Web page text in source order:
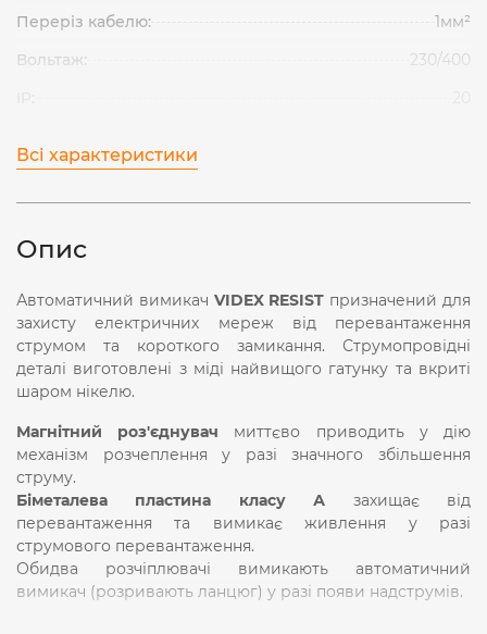
Переріз кабелю:
1мм²
Вольтаж:
230/400
Всі характеристики
Опис
Автоматичний вимикач VIDEX RESIST призначений для
захисту електричних мереж від перевантаження
струмом та короткого замикання. Струмопровідні
деталі виготовлені з міді найвищого гатунку та вкриті
шаром нікелю.
Магнітний роз'єднувач миттєво приводить у дію
механізм розчеплення у разі значного збільшення
струму.
Біметалева пластина класу А захищає від
перевантаження та вимикає живлення у разі
струмового перевантаження.
Обидва розчіплювачі вимикають автоматичний
вимикач (розривають ланцюг) у разі появи надструмів.